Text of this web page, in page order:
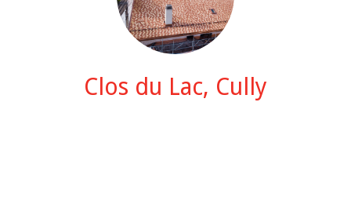
Clos du Lac, Cully